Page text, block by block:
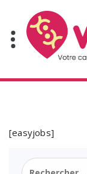
contenu
[easyjobs]
Rechercher :